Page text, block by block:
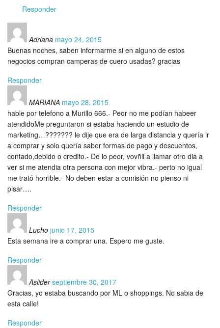
Responder
Adriana mayo 24, 2015
Buenas noches, saben informarme si en alguno de estos
negocios compran camperas de cuero usadas? gracias
Responder
MARIANA mayo 28, 2015
hable por telefono a Murillo 666.- Peor no me podían habeer
atendidoMe preguntaron si estaba haciendo un estudio de
marketing…??????? le dije que era de larga distancia y quería ir
a comprar y solo quería saber formas de pago y descuentos,
contado,debido o credito.- De lo peor, vovñli a llamar otro dia a
ver si me atendia otra persona con mejor vibra.- perto no igual
me trató horrible.- No deben estar a comisión no pienso ni
pisar….
Responder
Lucho junio 17, 2015
Esta semana ire a comprar una. Espero me guste.
Responder
Aslider septiembre 30, 2017
Gracias, yo estaba buscando por ML o shoppings. No sabia de
esta calle!
Responder